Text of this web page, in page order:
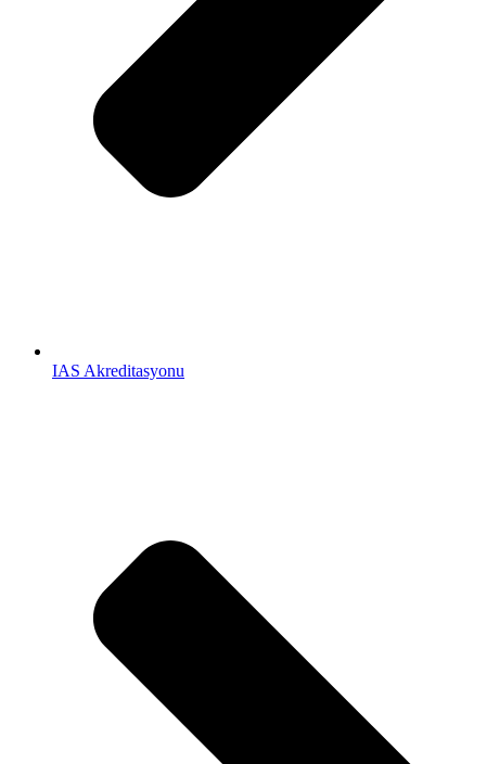
IAS Akreditasyonu